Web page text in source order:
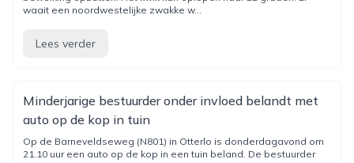
waait een noordwestelijke zwakke w...
Lees verder
Minderjarige bestuurder onder invloed belandt met
auto op de kop in tuin
Op de Barneveldseweg (N801) in Otterlo is donderdagavond om
21.10 uur een auto op de kop in een tuin beland. De bestuurder